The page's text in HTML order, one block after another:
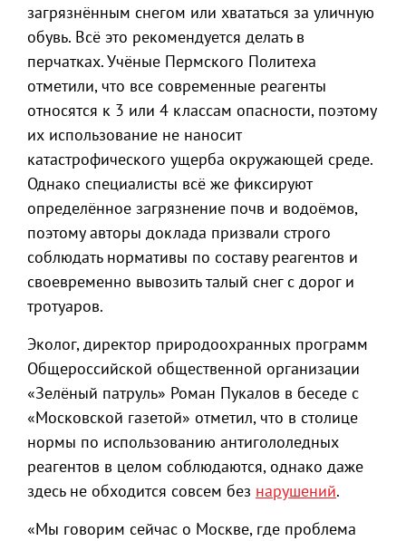
загрязнённым снегом или хвататься за уличную
обувь. Всё это рекомендуется делать в
перчатках. Учёные Пермского Политеха
отметили, что все современные реагенты
относятся к 3 или 4 классам опасности, поэтому
их использование не наносит
катастрофического ущерба окружающей среде.
Однако специалисты всё же фиксируют
определённое загрязнение почв и водоёмов,
поэтому авторы доклада призвали строго
соблюдать нормативы по составу реагентов и
своевременно вывозить талый снег с дорог и
тротуаров.
Эколог, директор природоохранных программ
Общероссийской общественной организации
«Зелёный патруль» Роман Пукалов в беседе с
«Московской газетой» отметил, что в столице
нормы по использованию антигололедных
реагентов в целом соблюдаются, однако даже
здесь не обходится совсем без нарушений.
«Мы говорим сейчас о Москве, где проблема